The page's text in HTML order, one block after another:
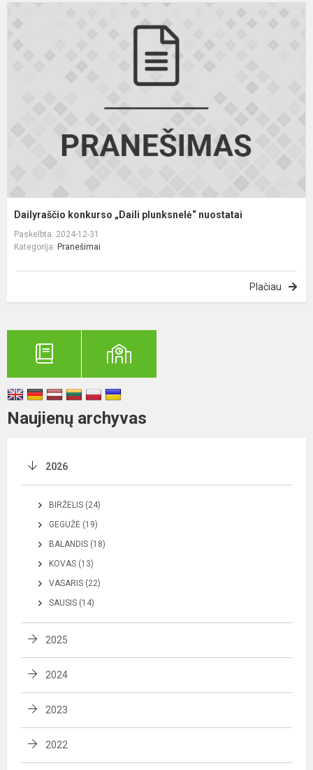
Dailyraščio konkurso „Daili plunksnelė“ nuostatai
Paskelbta: 2024-12-31
Kategorija: Pranešimai
Plačiau
Naujienų archyvas
2026
BIRŽELIS (24)
GEGUŽĖ (19)
BALANDIS (18)
KOVAS (13)
VASARIS (22)
SAUSIS (14)
2025
2024
2023
2022